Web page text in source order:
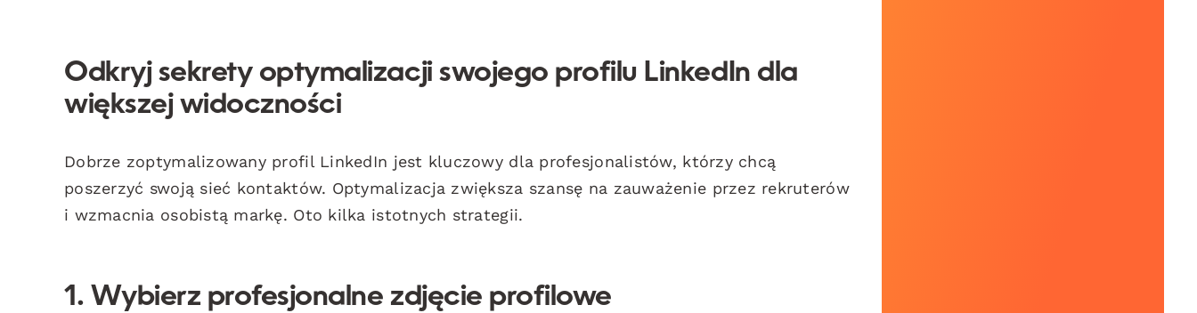
Odkryj sekrety optymalizacji swojego profilu LinkedIn dla
większej widoczności
Dobrze zoptymalizowany profil LinkedIn jest kluczowy dla profesjonalistów, którzy chcą
poszerzyć swoją sieć kontaktów. Optymalizacja zwiększa szansę na zauważenie przez rekruterów
i wzmacnia osobistą markę. Oto kilka istotnych strategii.
1. Wybierz profesjonalne zdjęcie profilowe